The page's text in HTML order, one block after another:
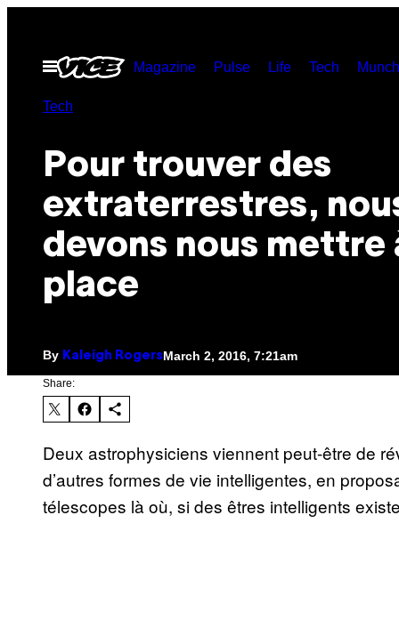
contentOpen
Menu
Magazine Pulse Life Tech
Tech
Pour trouver des
extraterrestres,
devons nous mettre
place
By Kaleigh RogersMarch 2, 2016, 7:21am
Share:
Deux astrophysiciens viennent peut-être de
d’autres formes de vie intelligentes, en
télescopes là où, si des êtres intelligents